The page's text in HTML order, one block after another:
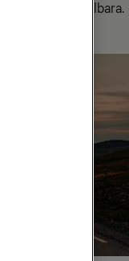
smarta och hållbara.